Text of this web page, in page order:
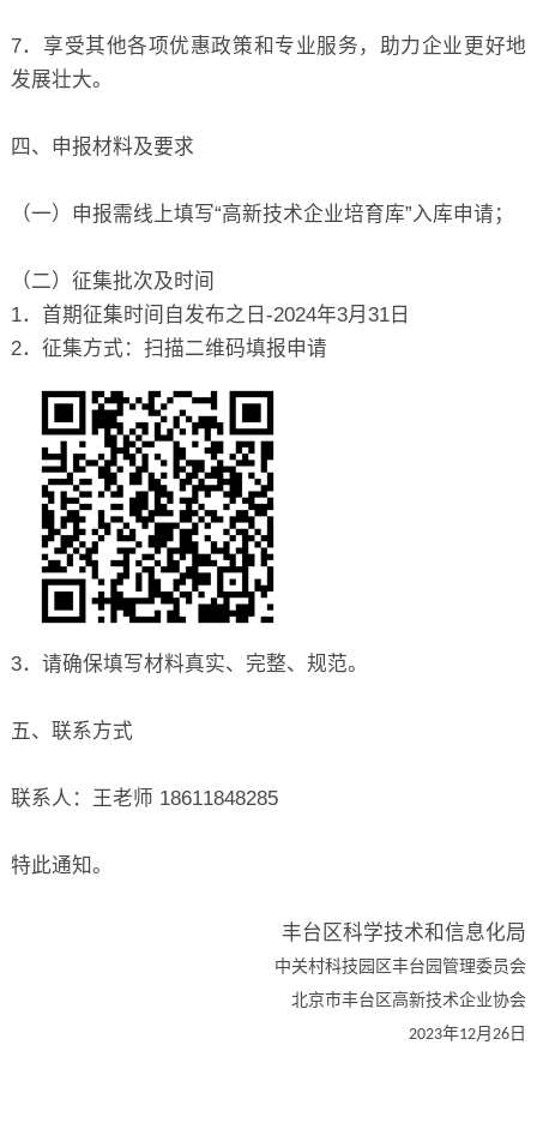
7．享受其他各项优惠政策和专业服务，助力企业更好地
发展壮大。
四、申报材料及要求
（一）申报需线上填写“高新技术企业培育库”入库申请；
（二）征集批次及时间
1．首期征集时间自发布之日-2024年3月31日
2．征集方式：扫描二维码填报申请
3．请确保填写材料真实、完整、规范。
五、联系方式
联系人：王老师 18611848285
特此通知。
丰台区科学技术和信息化局
中关村科技园区丰台园管理委员会
北京市丰台区高新技术企业协会
2023年12月 26 日